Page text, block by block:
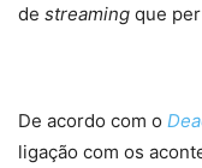
de streaming que
De acordo com o
ligação com os